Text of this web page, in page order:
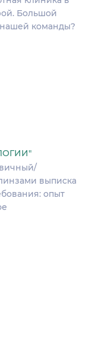
Большой
нашей команды?
выписка
опыт